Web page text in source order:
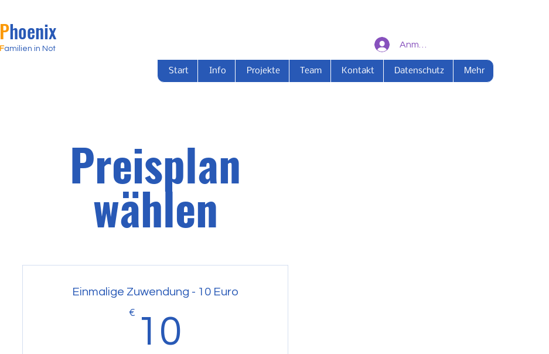
Phoenix
Familien in Not
Start Info Projekte Team Kontakt Datenschutz Mehr
Anmelden
Preisplan
wählen
Einmalige Zuwendung - 10 Euro
€ 10